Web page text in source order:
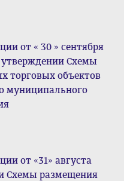
от « 30 » сентября
утверждении Схемы
торговых объектов
муниципального
от «31» августа
Схемы размещения